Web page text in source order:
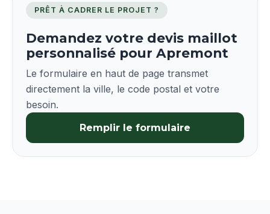
PRÊT À CADRER LE PROJET ?
Demandez votre devis maillot
personnalisé pour Apremont
Le formulaire en haut de page transmet
directement la ville, le code postal et votre
besoin.
Remplir le formulaire